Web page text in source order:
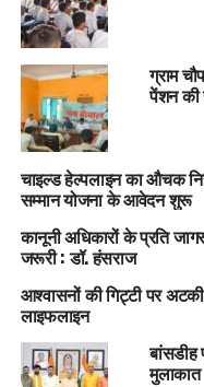
ग्राम
पेंशन की
चाइल्ड हेल्पलाइन का औचक
सम्मान योजना के आवेदन शुरू
कानूनी अधिकारों के प्रति
जरूरी : डॉ. हंसराज
आश्वासनों की गिट्टी पर
लाइफलाइन
बांसडीह
मुलाकात